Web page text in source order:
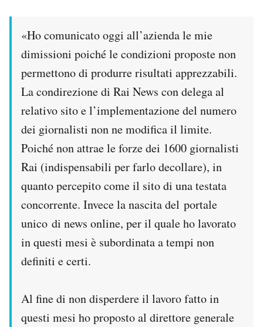
Regala il Post
Hai bisogno di aiuto?
Esci
«Ho comunicato oggi all’azienda le mie
dimissioni poiché le condizioni proposte non
permettono di produrre risultati apprezzabili.
La condirezione di Rai News con delega al
relativo sito e l’implementazione del numero
dei giornalisti non ne modifica il limite.
Poiché non attrae le forze dei 1600 giornalisti
Rai (indispensabili per farlo decollare), in
quanto percepito come il sito di una testata
concorrente. Invece la nascita del portale
unico di news online, per il quale ho lavorato
in questi mesi è subordinata a tempi non
definiti e certi.
Al fine di non disperdere il lavoro fatto in
questi mesi ho proposto al direttore generale